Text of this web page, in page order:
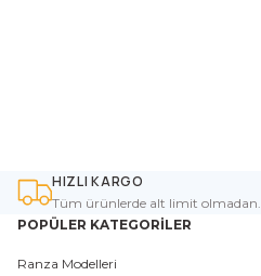
HIZLI KARGO
Tüm ürünlerde alt limit olmadan.
POPÜLER KATEGORİLER
Ranza Modelleri